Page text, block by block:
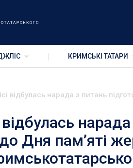
КРИМСЬКІ ТАТАРИ
відбулась нарада з питань
Дня пам’яті